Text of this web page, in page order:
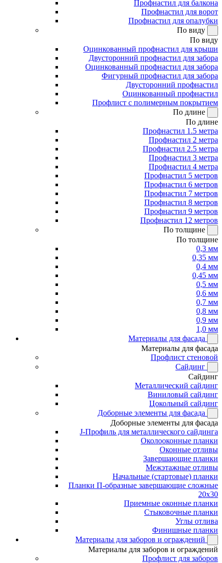
Профнастил для балкона
Профнастил для ворот
Профнастил для опалубки
По виду
По виду
Оцинкованный профнастил для крыши
Двусторонний профнастил для забора
Оцинкованный профнастил для забора
Фигурный профнастил для забора
Двусторонний профнастил
Оцинкованный профнастил
Профлист с полимерным покрытием
По длине
По длине
Профнастил 1.5 метра
Профнастил 2 метра
Профнастил 2.5 метра
Профнастил 3 метра
Профнастил 4 метра
Профнастил 5 метров
Профнастил 6 метров
Профнастил 7 метров
Профнастил 8 метров
Профнастил 9 метров
Профнастил 12 метров
По толщине
По толщине
0,3 мм
0,35 мм
0,4 мм
0,45 мм
0,5 мм
0,6 мм
0,7 мм
0,8 мм
0,9 мм
1,0 мм
Материалы для фасада
Материалы для фасада
Профлист стеновой
Сайдинг
Сайдинг
Металлический сайдинг
Виниловый сайдинг
Цокольный сайдинг
Доборные элементы для фасада
Доборные элементы для фасада
J-Профиль для металлического сайдинга
Околооконные планки
Оконные отливы
Завершающие планки
Межэтажные отливы
Начальные (стартовые) планки
Планки П-образные завершающие сложные
20x30
Приемные оконные планки
Стыковочные планки
Углы отлива
Финишные планки
Материалы для заборов и ограждений
Материалы для заборов и ограждений
Профлист для заборов